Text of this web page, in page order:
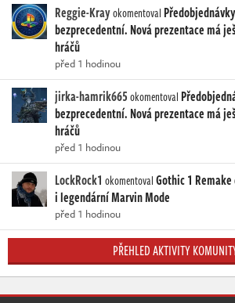
Reggie-Krayokomentoval
bezprecedentní. Nová prezentace má
hráčů
před 1 hodinou
jirka-hamrik665okomentoval
bezprecedentní. Nová prezentace má
hráčů
před 1 hodinou
LockRock1 okomentovalGothic 1
i legendární Marvin Mode
před 1 hodinou
PŘEHLED AKTIVITY